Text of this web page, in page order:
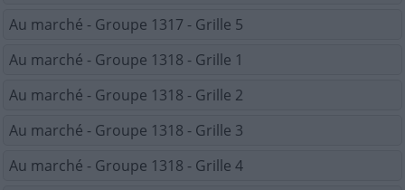
Au marché - Groupe 1317 - Grille 5
Au marché - Groupe 1318 - Grille 1
Au marché - Groupe 1318 - Grille 2
Au marché - Groupe 1318 - Grille 3
Au marché - Groupe 1318 - Grille 4